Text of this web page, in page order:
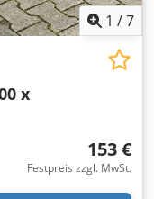
1 /7
x
153 €
Festpreis zzgl. MwSt.